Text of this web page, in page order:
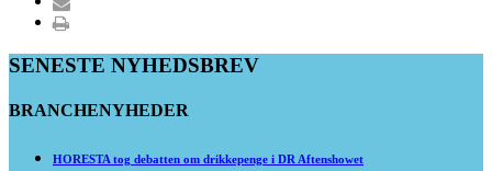
SENESTE NYHEDSBREV
BRANCHENYHEDER
HORESTA tog debatten om drikkepenge i DR Aftenshowet